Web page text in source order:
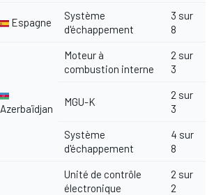
Espagne
Système
d'échappement
3 sur
8
Azerbaïdjan
Moteur à
combustion interne
2 sur
3
MGU-K
2 sur
3
Système
d'échappement
4 sur
8
Unité de contrôle
électronique
2 sur
2